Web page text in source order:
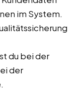
im System.
du bei der
der